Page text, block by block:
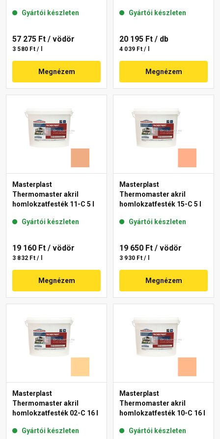
Gyártói készleten
57 275 Ft / vödör
3 580 Ft / l
Megnézem
Gyártói készleten
20 195 Ft / db
4 039 Ft / l
Megnézem
Masterplast
Thermomaster akril
homlokzatfesték 11-C 5 l
Gyártói készleten
19 160 Ft / vödör
3 832 Ft / l
Megnézem
Masterplast
Thermomaster akril
homlokzatfesték 15-C 5 l
Gyártói készleten
19 650 Ft / vödör
3 930 Ft / l
Megnézem
Masterplast
Thermomaster akril
homlokzatfesték 02-C 16 l
Gyártói készleten
Masterplast
Thermomaster akril
homlokzatfesték 10-C 16 l
Gyártói készleten